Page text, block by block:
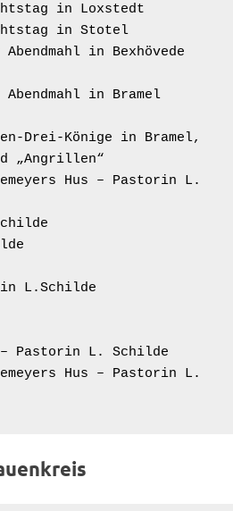
in Loxstedt
in Stotel
mit Abendmahl in Bexhövede
mit Abendmahl in Bramel
Heiligen-Drei-Könige in Bramel,
„Angrillen“
L.Schilde
– Pastorin L. Schilde